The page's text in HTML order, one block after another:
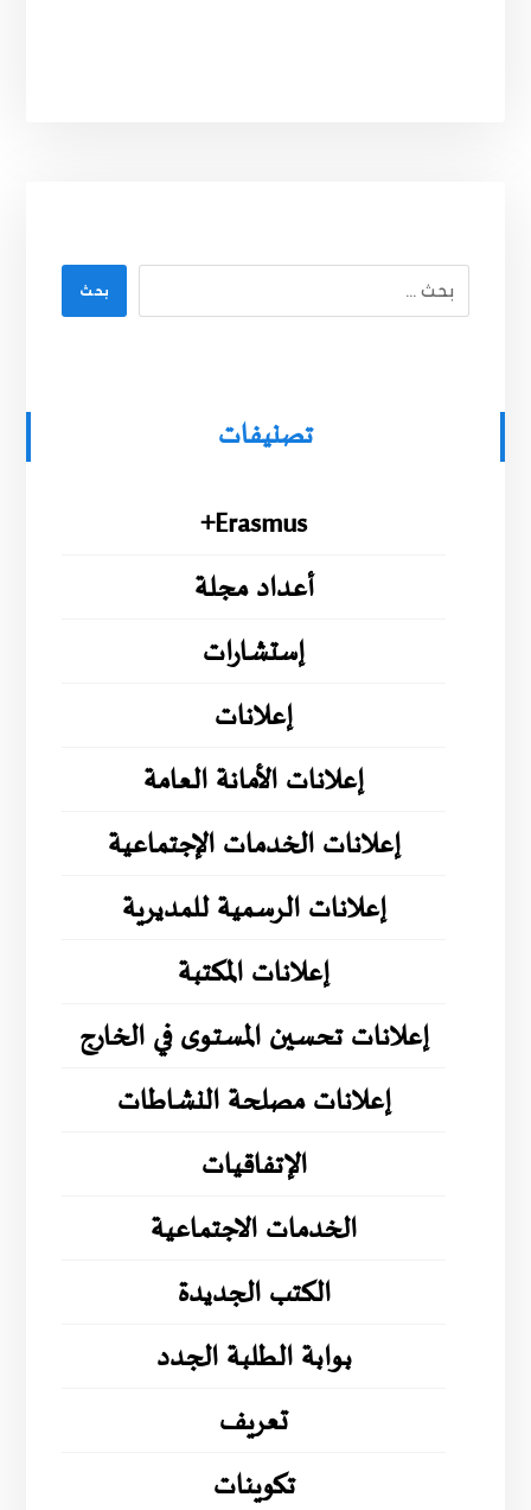
بحث
تصنيفات
Erasmus+
أعداد مجلة
إستشارات
إعلانات
إعلانات الأمانة العامة
إعلانات الخدمات الإجتماعية
إعلانات الرسمية للمديرية
إعلانات المكتبة
إعلانات تحسين المستوى في الخارج
إعلانات مصلحة النشاطات
الإتفاقيات
الخدمات الاجتماعية
الكتب الجديدة
بوابة الطلبة الجدد
تعريف
تكوينات